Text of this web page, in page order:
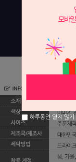
하루동안 열지 않기